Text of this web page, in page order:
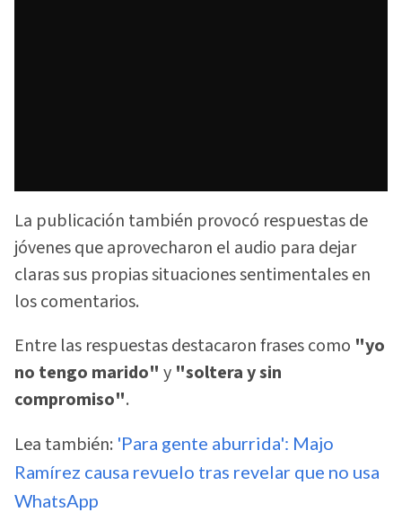
La publicación también provocó respuestas de
jóvenes que aprovecharon el audio para dejar
claras sus propias situaciones sentimentales en
los comentarios.
Entre las respuestas destacaron frases como "yo
no tengo marido" y "soltera y sin
compromiso".
Lea también: 'Para gente aburrida': Majo
Ramírez causa revuelo tras revelar que no usa
WhatsApp